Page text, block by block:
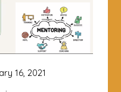
16, 2021